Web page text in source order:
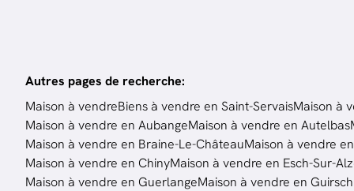
Autres pages de recherche:
Maison à vendreBiens à vendre en Saint-ServaisMaison à
Maison à vendre en AubangeMaison à vendre en Autelbas
Maison à vendre en Braine-Le-ChâteauMaison à vendre
Maison à vendre en ChinyMaison à vendre en Esch-Sur-
Maison à vendre en GuerlangeMaison à vendre en Guirsch